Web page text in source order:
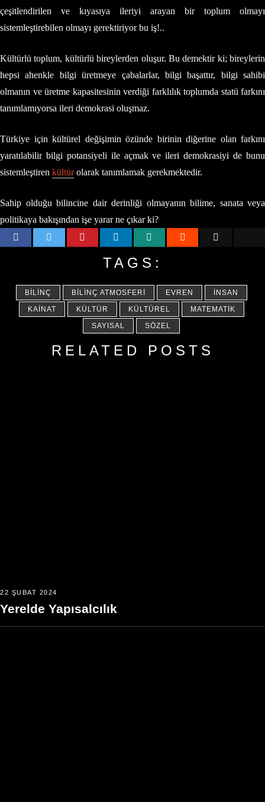
çeşitlendirilen ve kıyasıya ileriyi arayan bir toplum olmayı
sistemleştirebilen olmayı gerektiriyor bu iş!..
Kültürlü toplum, kültürlü bireylerden oluşur. Bu demektir ki; bireylerin
hepsi ahenkle bilgi üretmeye çabalarlar, bilgi başattır, bilgi sahibi
olmanın ve üretme kapasitesinin verdiği farklılık toplumda statü farkını
tanımlamıyorsa ileri demokrasi oluşmaz.
Türkiye için kültürel değişimin özünde birinin diğerine olan farkını
yaratılabilir bilgi potansiyeli ile açmak ve ileri demokrasiyi de bunu
sistemleştiren kültürolarak tanımlamak gerekmektedir.
Sahip olduğu bilincine dair derinliği olmayanın bilime, sanata veya
politikaya bakışından işe yarar ne çıkar ki?
TAGS:
BILINÇ BILINÇ ATMOSFERI EVREN
İNSAN
KAINAT
KÜLTÜR KÜLTÜREL
MATEMATIK
SAYISAL
SÖZEL
RELATED POSTS
22 ŞUBAT 2024
Yerelde Yapısalcılık